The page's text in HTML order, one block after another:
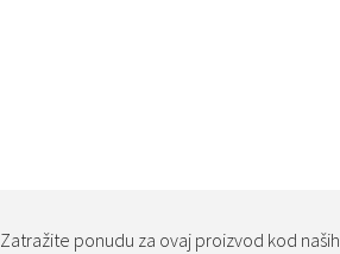
Zatražite ponudu za ovaj proizvod kod naših